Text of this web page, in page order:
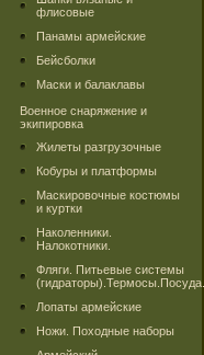
флисовые
Панамы армейские
Бейсболки
Маски и балаклавы
Военное снаряжение и
экипировка
Жилеты разгрузочные
Кобуры и платформы
Маскировочные костюмы
и куртки
Наколенники.
Налокотники.
Фляги. Питьевые системы
(гидраторы).Термосы.Посуда.
Лопаты армейские
Ножи. Походные наборы